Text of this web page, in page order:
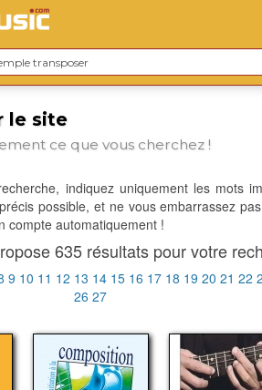
le site
ce que vous cherchez !
indiquez uniquement les mots
possible, et ne vous embarrassez
compte automatiquement !
635 résultats pour votre
9 10 11 12 13 14 15 16 17 18 19 20 21 22
26 27